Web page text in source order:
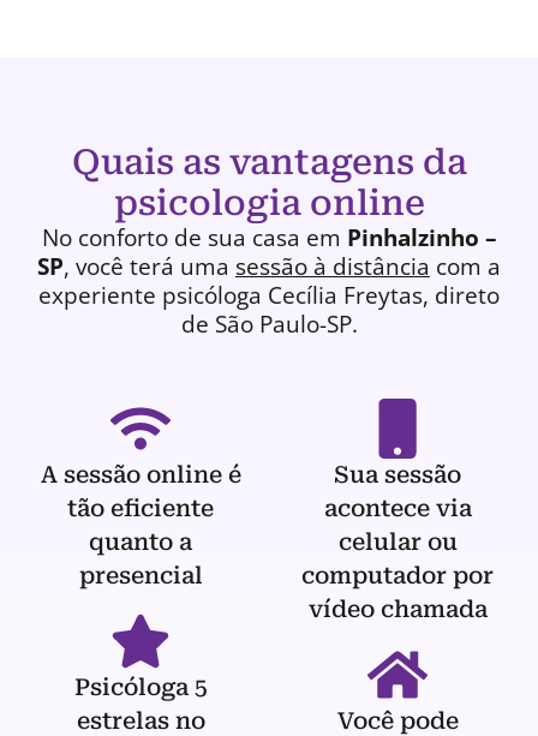
Quais as vantagens da
psicologia online
No conforto de sua casa em Pinhalzinho –
SP, você terá uma sessão à distância com a
experiente psicóloga Cecília Freytas, direto
de São Paulo-SP.
A sessão online é
tão eficiente
quanto a
presencial
Psicóloga 5
estrelas no
Sua sessão
acontece via
celular ou
computador por
vídeo chamada
Você pode